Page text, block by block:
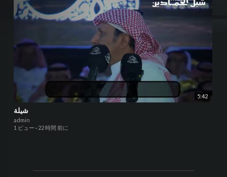
5:42
شيلة
admin
1 ビュー · 22 時間 前に